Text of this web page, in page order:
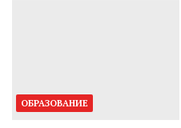
ОБРАЗОВАНИЕ